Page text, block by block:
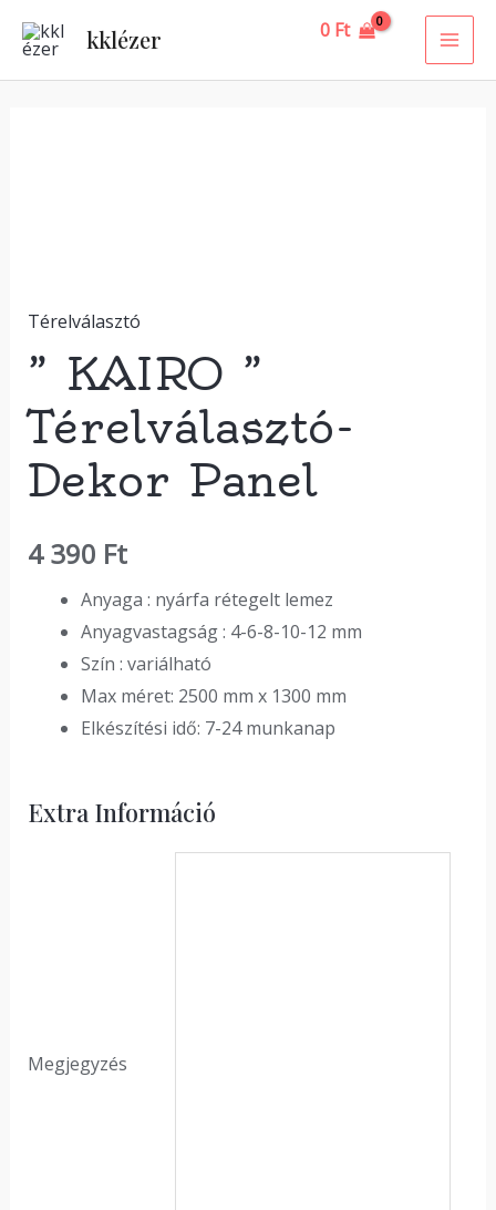
content
kklézer 0 Ft
Térelválasztó
” KAIRO ”
Térelválasztó-
Dekor Panel
4 390 Ft
Anyaga : nyárfa rétegelt lemez
Anyagvastagság : 4-6-8-10-12 mm
Szín : variálható
Max méret: 2500 mm x 1300 mm
Elkészítési idő: 7-24 munkanap
Extra Információ
Megjegyzés
mennyiség